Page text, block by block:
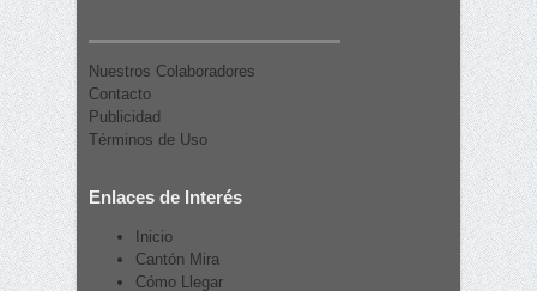
Nuestros Colaboradores
Contacto
Publicidad
Términos de Uso
Enlaces de Interés
Inicio
Cantón Mira
Cómo Llegar